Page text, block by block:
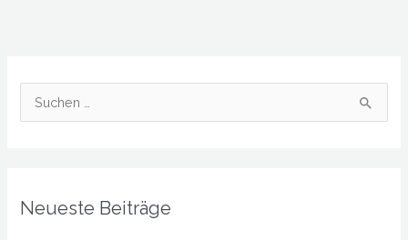
e
Neueste Beiträge